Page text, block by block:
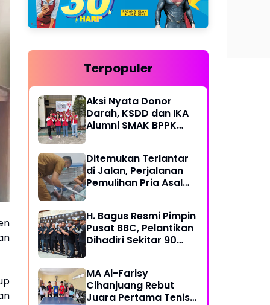
Terpopuler
Aksi Nyata Donor
Darah, KSDD dan IKA
Alumni SMAK BPPK
Ditemukan Terlantar
di Jalan, Perjalanan
Pemulihan Pria Asal
H. Bagus Resmi Pimpin
Pusat BBC, Pelantikan
Dihadiri Sekitar 90
MA Al-Farisy
Cihanjuang Rebut
Juara Pertama Tenis